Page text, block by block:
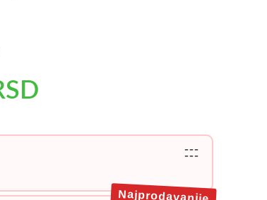
---
---
Najprodavanije